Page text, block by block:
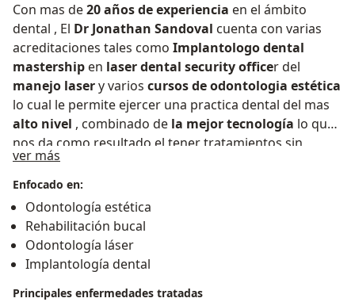
Con mas de20 años de experiencia en el ámbito
dental , El Dr Jonathan Sandoval cuenta con varias
acreditaciones tales como Implantologo dental
mastership en laser dental security officer del
manejo lasery varios cursos de odontologia estética
lo cual le permite ejercer una practica dental del mas
alto nivel , combinado de la mejor tecnología lo que
nos da como resultado el tener tratamientos sin
necesidad de colocar anestesia , sin dolor y sin el
taladro dental
ver más
Enfocado en:
Odontología estética
Rehabilitación bucal
Odontología láser
Implantología dental
Principales enfermedades tratadas